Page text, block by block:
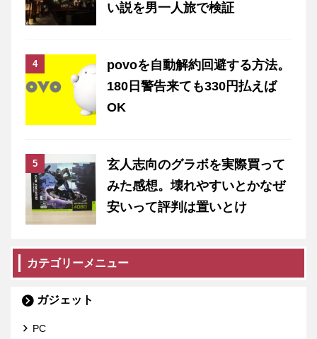
い説を男一人旅で検証
povoを自動解約回避する方法。
180日警告来ても330円払えば
OK
玄人志向のグラボを実際買って
みた感想。壊れやすいとかなぜ
安いって評判は置いとけ
カテゴリーメニュー
ガジェット
PC